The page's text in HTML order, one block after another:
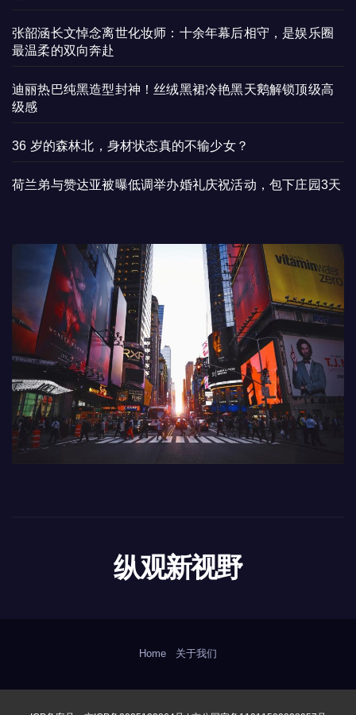
张韶涵长文悼念离世化妆师：十余年幕后相守，是娱乐圈
最温柔的双向奔赴
迪丽热巴纯黑造型封神！丝绒黑裙冷艳黑天鹅解锁顶级高
级感
36 岁的森林北，身材状态真的不输少女？
荷兰弟与赞达亚被曝低调举办婚礼庆祝活动，包下庄园3天
纵观新视野
Home 关于我们